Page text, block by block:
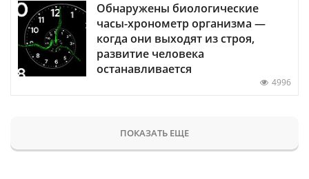
Обнаружены биологические
часы-хронометр организма —
когда они выходят из строя,
развитие человека
останавливается
4996
ПОКАЗАТЬ ЕЩЕ